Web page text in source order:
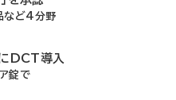
など4分野
DCT導入
錠で